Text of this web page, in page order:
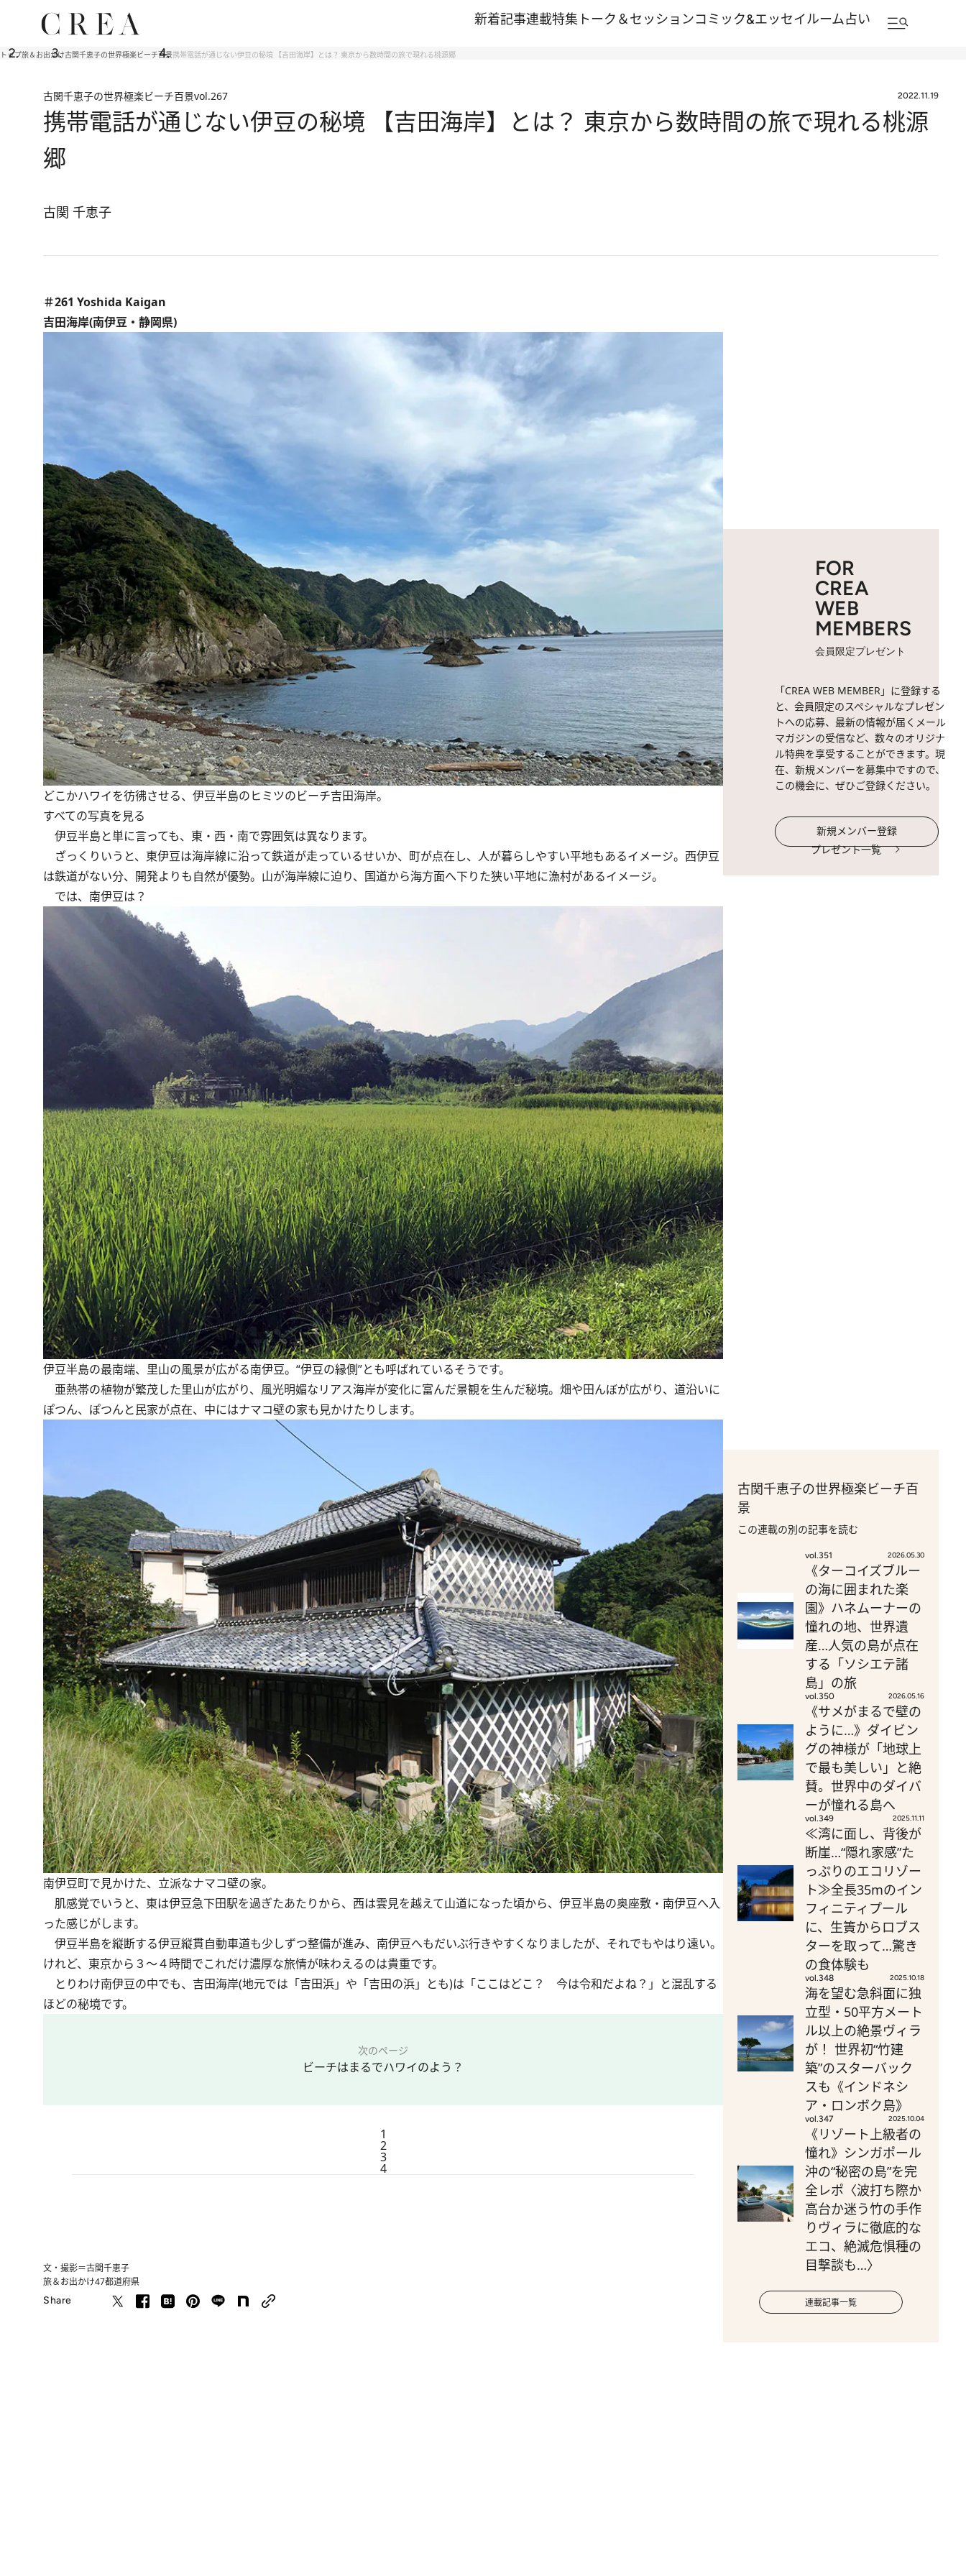
新着記事連載特集 トーク＆セッションコミック&エッセイルーム占い
トップ旅＆お出かけ古関千恵子の世界極楽ビーチ百景携帯電話が通じない伊豆の秘境 【吉田海岸】とは？ 東京から数時間の旅で現れる桃源郷
古関千恵子の世界極楽ビーチ百景vol.267 2022.11.19
携帯電話が通じない伊豆の秘境 【吉田海岸】とは？ 東京から数時間の旅で現れる桃源
郷
古関 千恵子
＃261 Yoshida Kaigan
吉田海岸(南伊豆・静岡県)
どこかハワイを彷彿させる、伊豆半島のヒミツのビーチ吉田海岸。
すべての写真を見る
伊豆半島と単に言っても、東・西・南で雰囲気は異なります。
ざっくりいうと、東伊豆は海岸線に沿って鉄道が走っているせいか、町が点在し、人が暮らしやすい平地もあるイメージ。西伊豆
は鉄道がない分、開発よりも自然が優勢。山が海岸線に迫り、国道から海方面へ下りた狭い平地に漁村があるイメージ。
では、南伊豆は？
伊豆半島の最南端、里山の風景が広がる南伊豆。“伊豆の縁側”とも呼ばれているそうです。
亜熱帯の植物が繁茂した里山が広がり、風光明媚なリアス海岸が変化に富んだ景観を生んだ秘境。畑や田んぼが広がり、道沿いに
ぽつん、ぽつんと民家が点在、中にはナマコ壁の家も見かけたりします。
南伊豆町で見かけた、立派なナマコ壁の家。
肌感覚でいうと、東は伊豆急下田駅を過ぎたあたりから、西は雲見を越えて山道になった頃から、伊豆半島の奥座敷・南伊豆へ入
った感じがします。
伊豆半島を縦断する伊豆縦貫自動車道も少しずつ整備が進み、南伊豆へもだいぶ行きやすくなりましたが、それでもやはり遠い。
けれど、東京から３～４時間でこれだけ濃厚な旅情が味わえるのは貴重です。
とりわけ南伊豆の中でも、吉田海岸(地元では「吉田浜」や「吉田の浜」とも)は「ここはどこ？ 今は令和だよね？」と混乱する
ほどの秘境です。
次のページ
ビーチはまるでハワイのよう？
1
2
3
4
文・撮影＝古関千恵子
旅＆お出かけ47都道府県
Share
FOR
CREA
WEB
MEMBERS
会員限定プレゼント
「CREA WEB MEMBER」に登録する
と、会員限定のスペシャルなプレゼン
トへの応募、最新の情報が届くメール
マガジンの受信など、数々のオリジナ
ル特典を享受することができます。現
在、新規メンバーを募集中ですので、
この機会に、ぜひご登録ください。
新規メンバー登録
プレゼント一覧
古関千恵子の世界極楽ビーチ百
景
この連載の別の記事を読む
vol.351 2026.05.30
《ターコイズブルー
の海に囲まれた楽
園》ハネムーナーの
憧れの地、世界遺
産…人気の島が点在
する「ソシエテ諸
島」の旅
vol.350 2026.05.16
《サメがまるで壁の
ように…》ダイビン
グの神様が「地球上
で最も美しい」と絶
賛。世界中のダイバ
ーが憧れる島へ
vol.349 2025.11.11
≪湾に面し、背後が
断崖…“隠れ家感”た
っぷりのエコリゾー
ト≫全長35mのイン
フィニティプール
に、生簀からロブス
ターを取って…驚き
の食体験も
vol.348 2025.10.18
海を望む急斜面に独
立型・50平方メート
ル以上の絶景ヴィラ
が！ 世界初“竹建
築”のスターバック
スも《インドネシ
ア・ロンボク島》
vol.347 2025.10.04
《リゾート上級者の
憧れ》シンガポール
沖の“秘密の島”を完
全レポ〈波打ち際か
高台か迷う竹の手作
りヴィラに徹底的な
エコ、絶滅危惧種の
目撃談も…〉
連載記事一覧